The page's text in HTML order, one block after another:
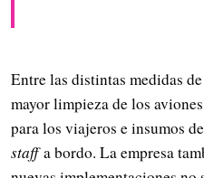
Entre las distintas medidas
mayor limpieza de los
para los viajeros e insumos
staffa bordo. La empresa